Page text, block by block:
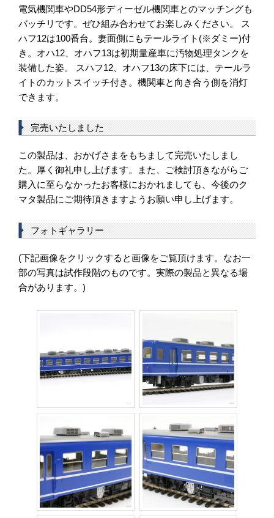
電気機関車やDD54形ディーゼル機関車とのマッチングも
バッチリです。ぜひ組み合わせてお楽しみください。 ス
ハフ12は100番台。妻面側にもテールライト(※ダミー)付
き。オハ12、オハフ13は初期量産車に汚物処理タンクを
装備した姿。 スハフ12、オハフ13の床下には、テールラ
イトのカットスイッチ付き。機関車と向き合う側を消灯
できます。
完売いたしました
この製品は、おかげさまをもちまして完売いたしまし
た。厚く御礼申し上げます。また、ご検討頂きながらご
購入に至らなかったお客様におかれましても、今後のク
マタ製品にご期待頂きますようお願い申し上げます。
フォトギャラリー
(下記画像をクリックすると画像をご覧頂けます。なお一
部の写真は試作段階のものです。実際の製品と異なる場
合があります。)